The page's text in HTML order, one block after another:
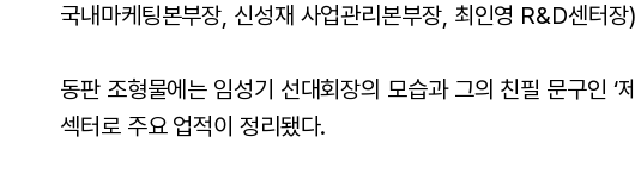
국내마케팅본부장, 신성재 사업관리본부장, 최인영 R&D센터
동판 조형물에는 임성기 선대회장의 모습과 그의 친필 문구
섹터로 주요 업적이 정리됐다.